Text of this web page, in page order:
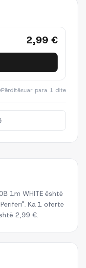
2,99 €
Përditësuar para 1 dite
1m WHITE është
Ka 1 ofertë
2,99 €.